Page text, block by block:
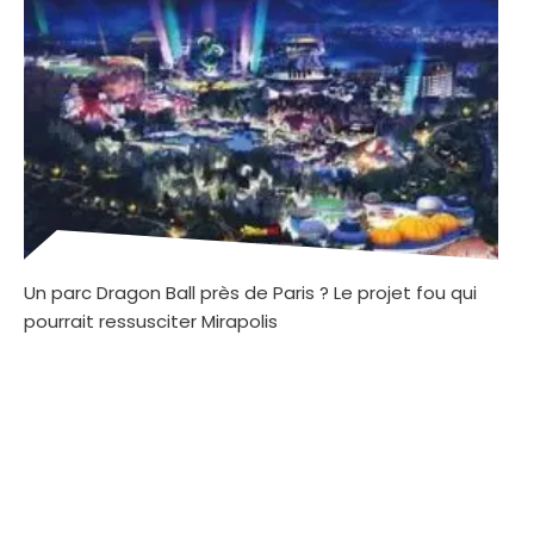
Un parc Dragon Ball près de Paris ? Le projet fou qui
pourrait ressusciter Mirapolis